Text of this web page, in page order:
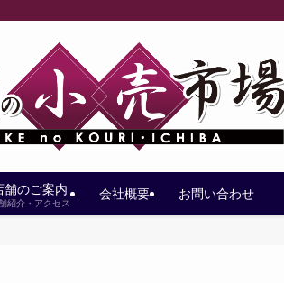
舗のご案内
紹介・アクセス
会社概要 お問い合わせ